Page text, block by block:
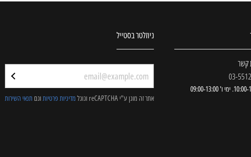
קשר
ניוזלטר בסטייל
אתר זה מוגן ע"י reCAPTCHA וגוגל מדיניות פרטיות וגם תנאי השירות